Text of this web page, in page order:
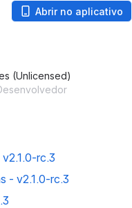
Abrir no aplicativo
(Unlicensed)
rc.3
- v2.1.0-rc.3